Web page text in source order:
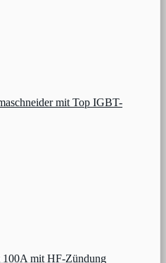
mit Top IGBT-
100A mit HF-Zündung